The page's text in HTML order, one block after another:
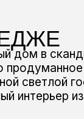
дом в
продуманное
светлой
интерьер